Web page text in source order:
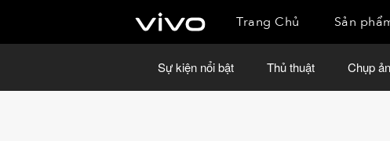
Trang Chủ Sản
Sự kiện nổi bật Thủ thuật Chụp